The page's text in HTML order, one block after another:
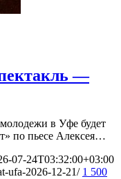
—
в Уфе будет
по пьесе Алексея…
07-24T03:32:00+03:00
ufa-2026-12-21/ 1 500